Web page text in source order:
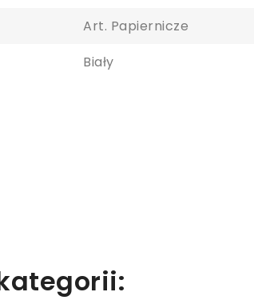
Art. Papiernicze
Biały